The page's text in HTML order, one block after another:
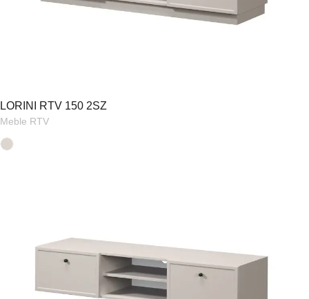
LORINI RTV 150 2SZ
Meble RTV